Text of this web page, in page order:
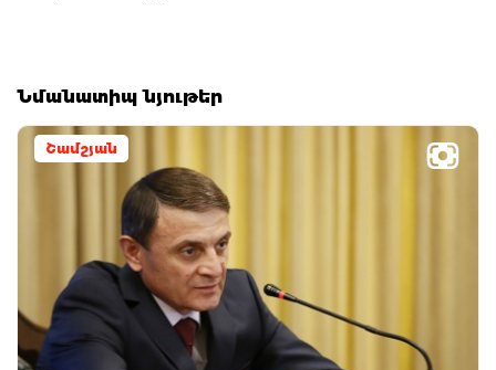
Նմանատիպ նյութեր
Շամշյան